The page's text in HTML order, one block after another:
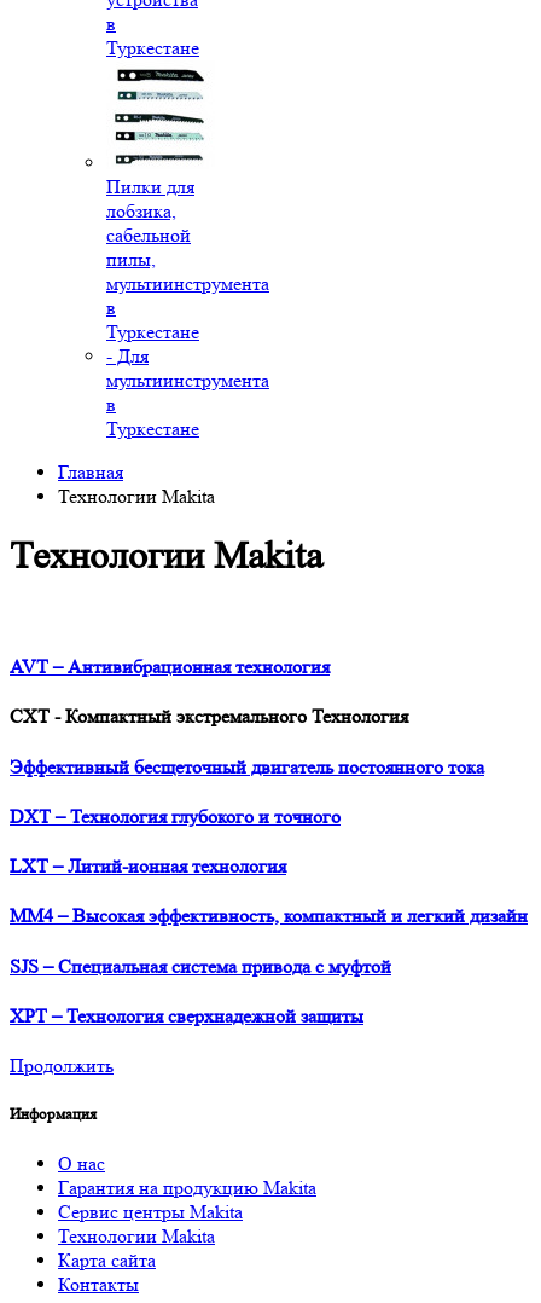
в
Туркестане
Пилки для
лобзика,
сабельной
пилы,
мультиинструмента
в
Туркестане
- Для
мультиинструмента
в
Туркестане
Главная
Технологии Makita
Технологии Makita
AVT – Антивибрационная технология
CXT - Компактный экстремального Технология
Эффективный бесщеточный двигатель постоянного тока
DXT – Технология глубокого и точного
LXT – Литий-ионная технология
MM4 – Высокая эффективность, компактный и легкий дизайн
SJS – Специальная система привода с муфтой
XPT – Технология сверхнадежной защиты
Продолжить
Информация
О нас
Гарантия на продукцию Makita
Сервис центры Makita
Технологии Makita
Карта сайта
Контакты